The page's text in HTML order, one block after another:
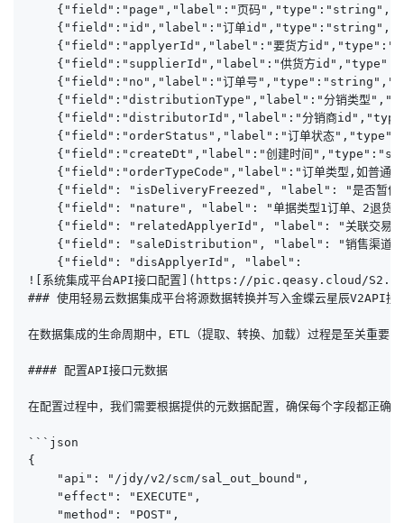
{"field":"page","label":"页码
{"field":"id","label":"订单
{"field":"applyerId","label":"要货方
{"field":"supplierId","label":"供货方
{"field":"no","label":"订单号
{"field":"distributionType","label":"分销类型
{"field":"distributorId","label":"分销商
{"field":"orderStatus","label":"订单状态
{"field":"createDt","label":"创建时间
{"field":"orderTypeCode","label":"订单类型,如普通
{"field": "isDeliveryFreezed", "label": "是否暂
{"field": "nature", "label": "单据类型1订单、2退
{"field": "relatedApplyerId", "label": "关联交易
{"field": "saleDistribution", "label": "销售渠
    {"field": "disApplyerId", "label":
![系统集成平台API接口配置](https://pic.qeasy.cloud/
### 使用轻易云数据集成平台将源数据转换并写入金蝶云星辰V2API接
在数据集成的生命周期中，ETL（提取、转换、加载）过程是至关重要
#### 配置API接口元数据
在配置过程中，我们需要根据提供的元数据配置，确保每个字段都正确
```json
{
    "api": "/jdy/v2/scm/sal_out_bound",
    "effect": "EXECUTE",
    "method": "POST",